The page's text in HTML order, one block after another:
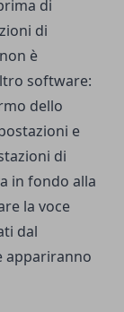
di
di
è
software:
dello
e
di
in fondo alla
la voce
dal
appariranno